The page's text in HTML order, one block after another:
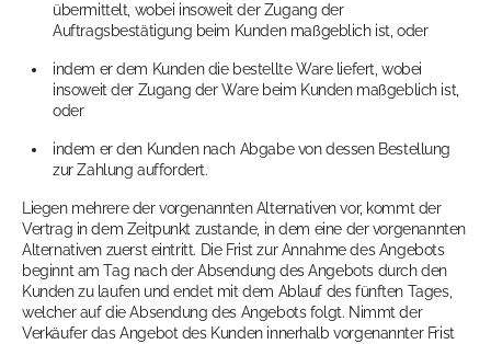
übermittelt, wobei insoweit der Zugang der
Auftragsbestätigung beim Kunden maßgeblich ist, oder
indem er dem Kunden die bestellte Ware liefert, wobei
insoweit der Zugang der Ware beim Kunden maßgeblich ist,
oder
indem er den Kunden nach Abgabe von dessen Bestellung
zur Zahlung auffordert.
Liegen mehrere der vorgenannten Alternativen vor, kommt der
Vertrag in dem Zeitpunkt zustande, in dem eine der vorgenannten
Alternativen zuerst eintritt. Die Frist zur Annahme des Angebots
beginnt am Tag nach der Absendung des Angebots durch den
Kunden zu laufen und endet mit dem Ablauf des fünften Tages,
welcher auf die Absendung des Angebots folgt. Nimmt der
Verkäufer das Angebot des Kunden innerhalb vorgenannter Frist